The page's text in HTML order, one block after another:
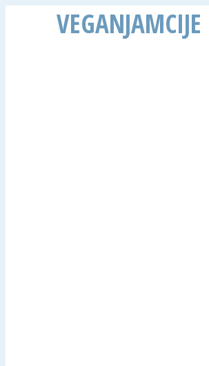
VEGANJAMCIJE